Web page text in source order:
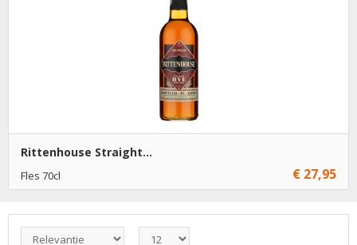
Rittenhouse Straight...
Fles 70cl € 27,95
€ 27,95 1 Toevoegen
€ 26,95